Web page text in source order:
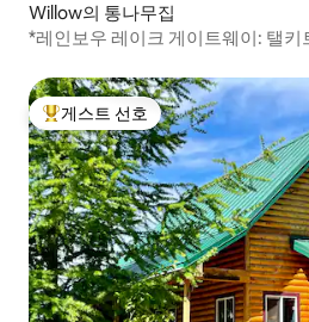
Willow의 통나무집
*레인보우 레이크 게이트웨이: 탤키
상위 게스트 선호
게스트 선호